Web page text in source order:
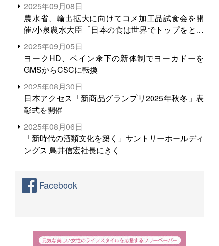
2025年09月08日
農水省、輸出拡大に向けてコメ加工品試食会を開
催/小泉農水大臣「日本の食は世界でトップをとれ
る。米増産に向けて、米輸出需要の拡大を」
2025年09月05日
ヨークHD、ベイン傘下の新体制でヨーカドーを
GMSからCSCに転換
2025年08月30日
日本アクセス「新商品グランプリ2025年秋冬」表
彰式を開催
2025年08月06日
「新時代の酒類文化を築く」サントリーホールディ
ングス 鳥井信宏社長にきく
Facebook